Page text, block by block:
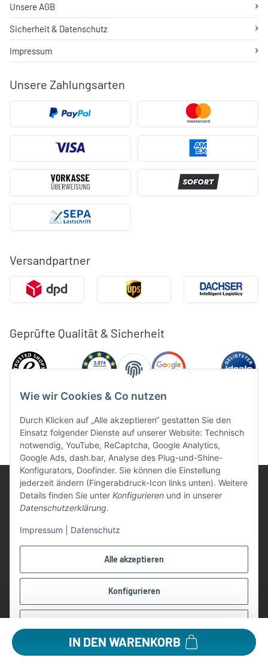
Alle akzeptieren
Konfigurieren
Wie wir Cookies & Co nutzen
Durch Klicken auf „Alle akzeptieren“ gestatten Sie den
Einsatz folgender Dienste auf unserer Website: Technisch
notwendig, YouTube, ReCaptcha, Google Analytics,
Google Ads, dash.bar, Analyse des Plug-und-Shine-
Konfigurators, Doofinder. Sie können die Einstellung
jederzeit ändern (Fingerabdruck-Icon links unten). Weitere
Details finden Sie unter Konfigurieren und in unserer
Datenschutzerklärung.
Impressum Datenschutz
IN DEN WARENKORB
Unsere Zahlungsarten
Versandpartner
Geprüfte Qualität & Sicherheit
Unsere AGB
Sicherheit & Datenschutz
Impressum
UVP: Ist die unverbindliche Preisempfehlung des Herstellers für
* Gratis Versand ab 99 € innerhalb Deutschlands
getroffen, um sicherzustellen, dass es es sich um echte
Bewertungen handelt.
©2026 Lampen1a GmbH